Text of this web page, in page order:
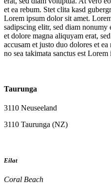
et ea rebum. Stet clita kasd
Lorem ipsum dolor sit amet.
sadipscing elitr, sed diam
et dolore magna aliquyam erat,
accusam et justo duo dolores et
no sea takimata sanctus est
Taurunga
3110 Neuseeland
3110 Taurunga (NZ)
Eilat
Coral Beach